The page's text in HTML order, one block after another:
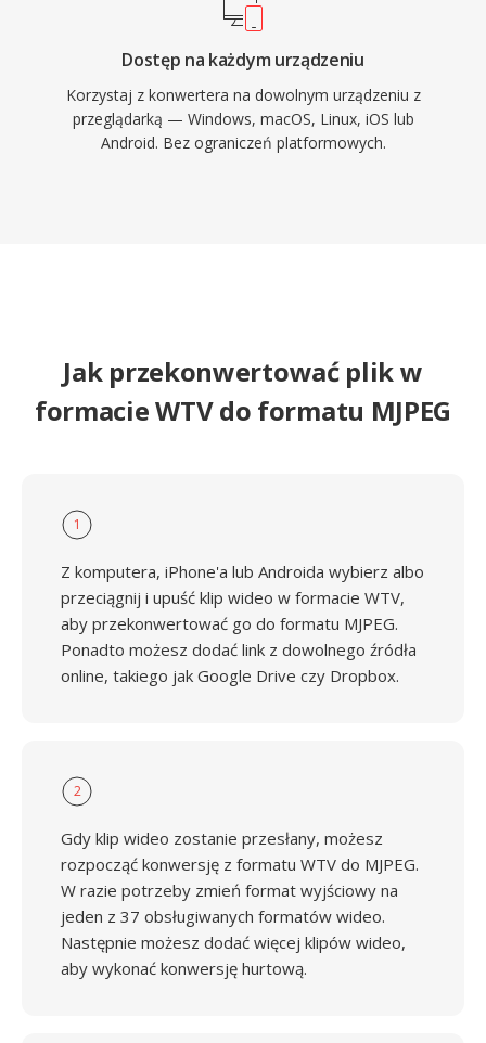
niezawodne dekodowanie nawet na sprzetach
wbudowanych o ograniczonych zasobach.
Dostęp na każdym urządzeniu
Korzystaj z konwertera na dowolnym urządzeniu z
przeglądarką — Windows, macOS, Linux, iOS lub
Android. Bez ograniczeń platformowych.
Jak przekonwertować plik w
formacie WTV do formatu MJPEG
1
Z komputera, iPhone'a lub Androida wybierz albo
przeciągnij i upuść klip wideo w formacie WTV,
aby przekonwertować go do formatu MJPEG.
Ponadto możesz dodać link z dowolnego źródła
online, takiego jak Google Drive czy Dropbox.
2
Gdy klip wideo zostanie przesłany, możesz
rozpocząć konwersję z formatu WTV do MJPEG.
W razie potrzeby zmień format wyjściowy na
jeden z 37 obsługiwanych formatów wideo.
Następnie możesz dodać więcej klipów wideo,
aby wykonać konwersję hurtową.